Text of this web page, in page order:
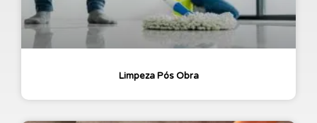
Limpeza Pós Obra